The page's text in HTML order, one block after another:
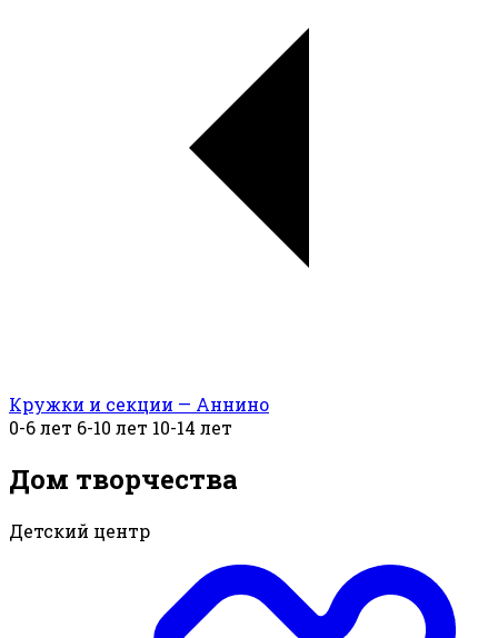
Кружки и секции — Аннино
0-6 лет 6-10 лет 10-14 лет
Дом творчества
Детский центр